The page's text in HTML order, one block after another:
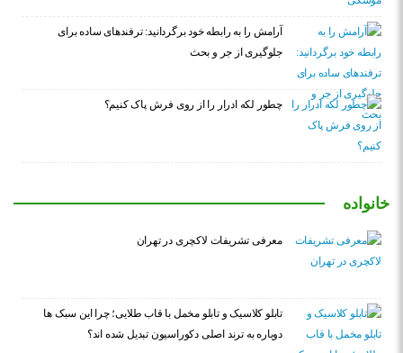
آرامش را به رابطه خود برگردانید: ترفندهای ساده برای
جلوگیری از جر و بحث
چطور لکه ادرار را از روی فرش پاک کنیم؟
خانواده
معرفی تشریفات لاکچری در تهران
تابلو کلاسیک و تابلو مخمل با قاب طلایی؛ چرا این سبک ها
دوباره به ترند اصلی دکوراسیون تبدیل شده اند؟